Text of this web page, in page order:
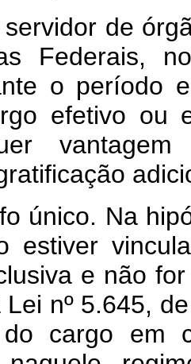
servidor de
Federais,
o período
efetivo ou
vantagem
Na
estiver
e não
nº 5.645,
cargo em